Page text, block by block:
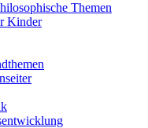
Themen
Kinder